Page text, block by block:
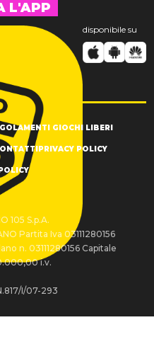
L'APP
disponibile su
GIOCHI LIBERI
PRIVACY POLICY
105 S.p.A.
Partita Iva 03111280156
n. 03111280156 Capitale
i.v.
I/07-293